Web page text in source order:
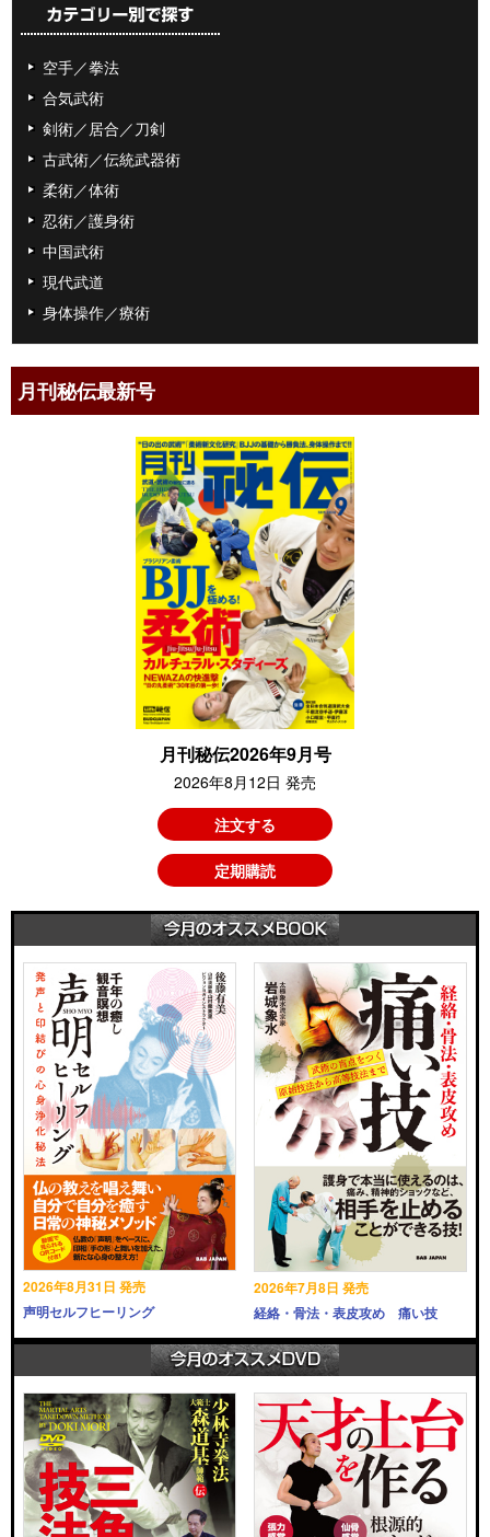
空手／拳法
合気武術
剣術／居合／刀剣
古武術／伝統武器術
柔術／体術
忍術／護身術
中国武術
現代武道
身体操作／療術
月刊秘伝最新号
月刊秘伝2026年9月号
2026年8月12日 発売
注文する
定期購読
2026年8月31日 発売
声明セルフヒーリング
2026年7月8日 発売
経絡・骨法・表皮攻め 痛い技